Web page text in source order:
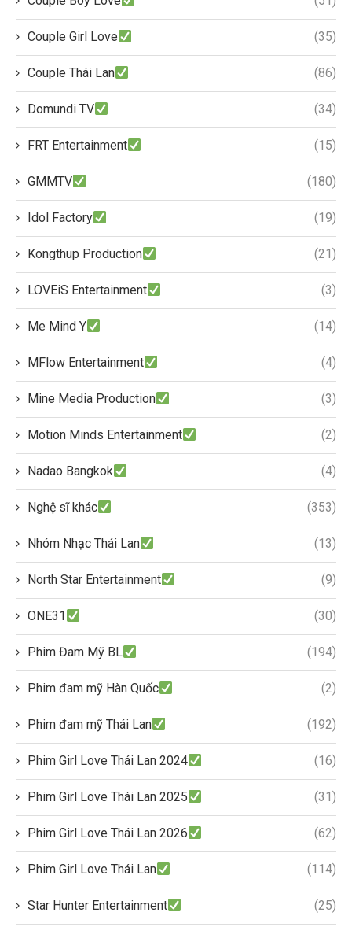
Couple Girl Love (35)
Couple Thái Lan (86)
Domundi TV (34)
FRT Entertainment (15)
GMMTV (180)
Idol Factory (19)
Kongthup Production (21)
LOVEiS Entertainment (3)
Me Mind Y (14)
MFlow Entertainment (4)
Mine Media Production (3)
Motion Minds Entertainment (2)
Nadao Bangkok (4)
Nghệ sĩ khác (353)
Nhóm Nhạc Thái Lan (13)
North Star Entertainment (9)
ONE31 (30)
Phim Đam Mỹ BL (194)
Phim đam mỹ Hàn Quốc (2)
Phim đam mỹ Thái Lan (192)
Phim Girl Love Thái Lan 2024 (16)
Phim Girl Love Thái Lan 2025 (31)
Phim Girl Love Thái Lan 2026 (62)
Phim Girl Love Thái Lan (114)
Star Hunter Entertainment (25)